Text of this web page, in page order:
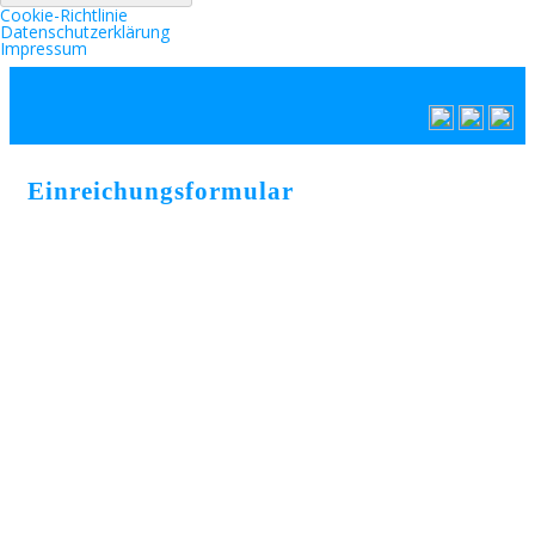
Cookie-Richtlinie
Datenschutzerklärung
Impressum
Einreichungsformular